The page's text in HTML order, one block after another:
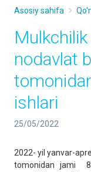
Asosiy sahifa
nodavlat
ishlari
25/05/2022
2022- yil yanvar-
tomonidan jami